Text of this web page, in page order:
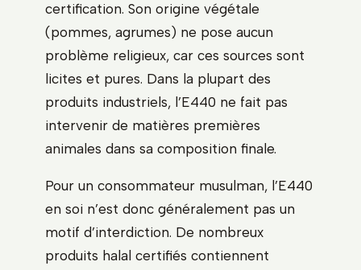
certification. Son origine végétale
(pommes, agrumes) ne pose aucun
problème religieux, car ces sources sont
licites et pures. Dans la plupart des
produits industriels, l’E440 ne fait pas
intervenir de matières premières
animales dans sa composition finale.
Pour un consommateur musulman, l’E440
en soi n’est donc généralement pas un
motif d’interdiction. De nombreux
produits halal certifiés contiennent